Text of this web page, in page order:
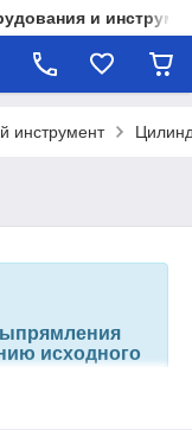
и
инструмент
исходного
целях,